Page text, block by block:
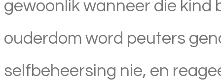
gewoonlik wanneer die kind
ouderdom word peuters
selfbeheersing nie, en